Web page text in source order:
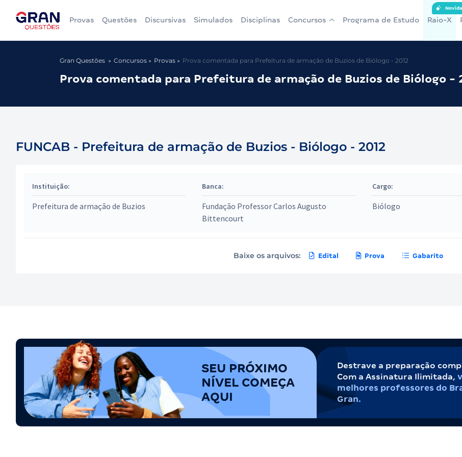
Provas Questões Discursivas Simulados Disciplinas Concursos Programa de Estudo Raio-X
Gran Questões Concursos Provas Prova comentada para Prefeitura de armação de Buzios de Biólogo - 2012
Prova comentada para Prefeitura de armação de Buzios de Biólogo -
FUNCAB - Prefeitura de armação de Buzios - Biólogo - 2012
Instituição:
Prefeitura de armação de Buzios
Banca:
Fundação Professor Carlos Augusto
Bittencourt
Cargo:
Biólogo
Baixe os arquivos: Edital Prova Gabarito
SEU PRÓXIMO
NÍVEL COMEÇA
AQUI
Destrave a preparação
Com a Assinatura Ilimitada,
melhores professores do
Gran.